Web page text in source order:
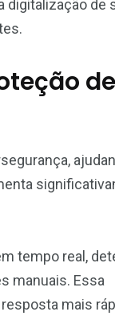
digitalização de
de
tempo real,
manuais. Essa
mais